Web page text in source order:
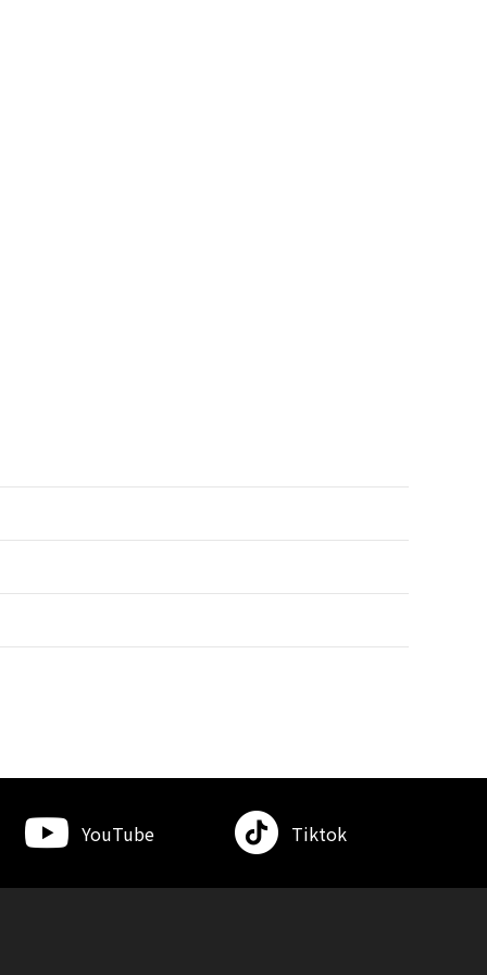
YouTube Tiktok